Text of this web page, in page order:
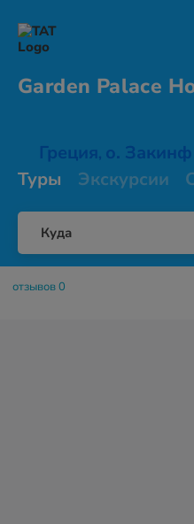
Garden Palace
Греция, о. Закинф
Туры
Экскурсии
Куда
отзывов 0